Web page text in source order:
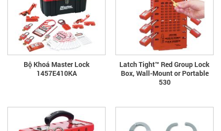
Bộ Khoá Master Lock
1457E410KA
Latch Tight™ Red Group Lock
Box, Wall-Mount or Portable
530